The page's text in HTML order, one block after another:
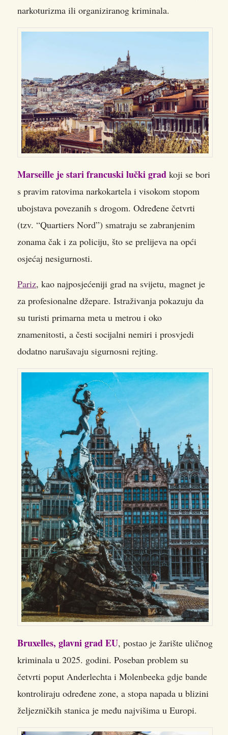
narkoturizma ili organiziranog kriminala.
Marseille je stari francuski lučki grad koji se bori
s pravim ratovima narkokartela i visokom stopom
ubojstava povezanih s drogom. Određene četvrti
(tzv. “Quartiers Nord”) smatraju se zabranjenim
zonama čak i za policiju, što se prelijeva na opći
osjećaj nesigurnosti.
Pariz, kao najposjećeniji grad na svijetu, magnet je
za profesionalne džepare. Istraživanja pokazuju da
su turisti primarna meta u metrou i oko
znamenitosti, a česti socijalni nemiri i prosvjedi
dodatno narušavaju sigurnosni rejting.
Bruxelles, glavni grad EU, postao je žarište uličnog
kriminala u 2025. godini. Poseban problem su
četvrti poput Anderlechta i Molenbeeka gdje bande
kontroliraju određene zone, a stopa napada u blizini
željezničkih stanica je među najvišima u Europi.